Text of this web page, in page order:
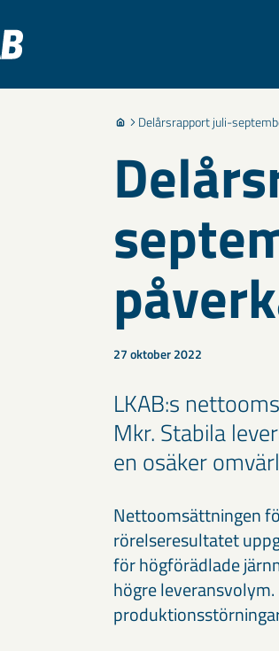
Delårsrapport juli-
27 oktober 2022
LKAB:s
Mkr. Stabila
en osäker
Nettoomsättningen
rörelseresultatet
för högförädlade
högre